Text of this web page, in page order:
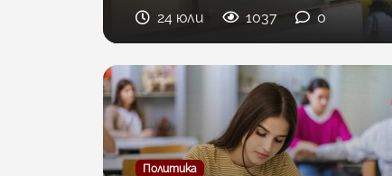
24 юли 1037 0
Политика